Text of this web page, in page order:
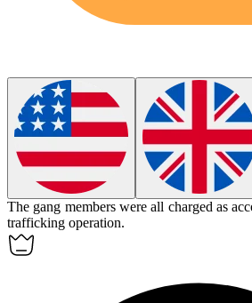
The gang members were all charged as
trafficking operation.